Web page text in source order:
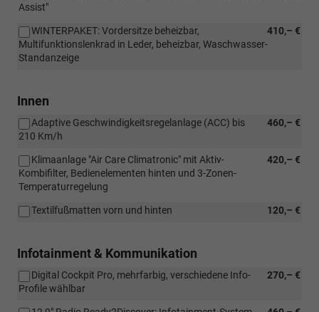
Assist"
410,– €
WINTERPAKET: Vordersitze beheizbar,
Multifunktionslenkrad in Leder, beheizbar, Waschwasser-
Standanzeige
Innen
460,– €
Adaptive Geschwindigkeitsregelanlage (ACC) bis
210 Km/h
420,– €
Klimaanlage "Air Care Climatronic" mit Aktiv-
Kombifilter, Bedienelementen hinten und 3-Zonen-
Temperaturregelung
120,– €
Textilfußmatten vorn und hinten
Infotainment & Kommunikation
270,– €
Digital Cockpit Pro, mehrfarbig, verschiedene Info-
Profile wählbar